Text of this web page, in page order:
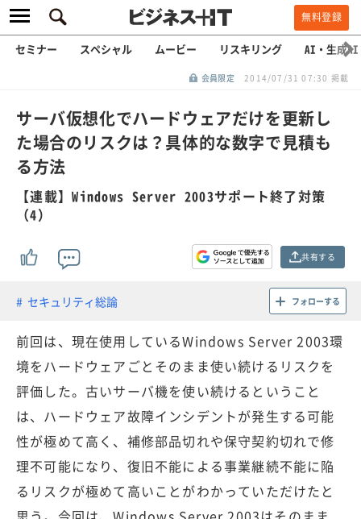
無料登録
セミナー スペシャル ムービー リスキリング AI・生成AI
会員限定 2014/07/31 07:30 掲載
サーバ仮想化でハードウェアだけを更新し
た場合のリスクは？具体的な数字で見積も
る方法
【連載】Windows Server 2003サポート終了対策
（4）
共有する
セキュリティ総論 フォローする
前回は、現在使用しているWindows Server 2003環
境をハードウェアごとそのまま使い続けるリスクを
評価した。古いサーバ機を使い続けるということ
は、ハードウェア故障インシデントが発生する可能
性が極めて高く、補修部品切れや保守契約切れで修
理不可能になり、復旧不能による事業継続不能に陥
るリスクが極めて高いことがわかっていただけたと